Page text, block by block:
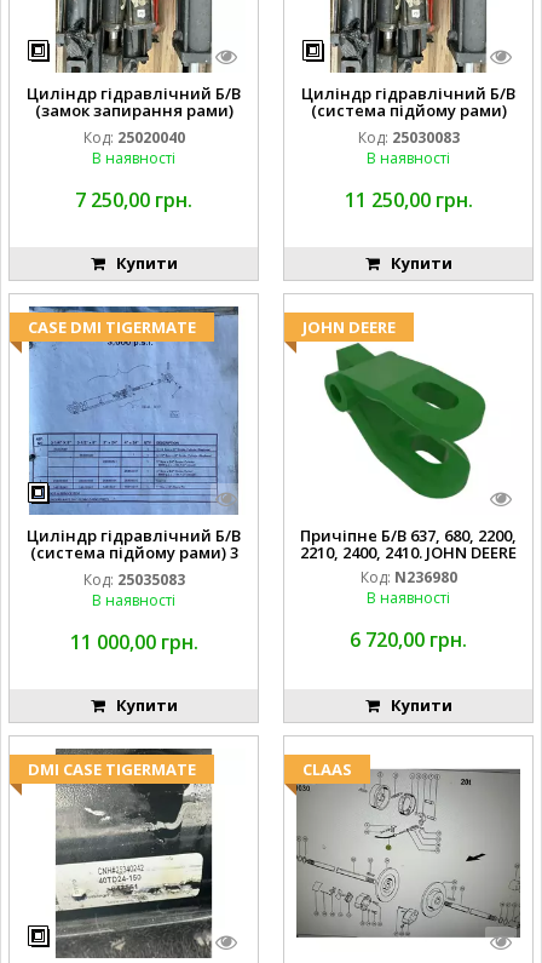
Циліндр гідравлічний Б/В
(замок запирання рами)
2''X4'' 25320040
Код: 25020040
В наявності
7 250,00 грн.
Купити
Циліндр гідравлічний Б/В
(система підйому рами)
3X8 87423768
Код: 25030083
В наявності
11 250,00 грн.
Купити
CASE DMI TIGERMATE
Циліндр гідравлічний Б/В
(система підйому рами) 3
1/2 84255910
Код: 25035083
В наявності
11 000,00 грн.
Купити
JOHN DEERE
Причіпне Б/В 637, 680, 2200,
2210, 2400, 2410. JOHN DEERE
Код: N236980
В наявності
6 720,00 грн.
Купити
DMI CASE TIGERMATE CLAAS